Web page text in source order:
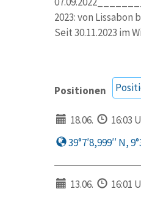
2023: von
Seit 30.11.2023 im
Positionen
18.06.
16:03
39°7′8,999′′ N,
13.06.
16:01